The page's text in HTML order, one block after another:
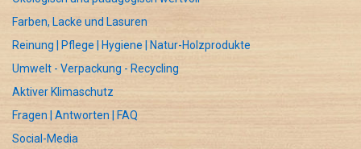
Farben, Lacke und Lasuren
Reinung | Pflege | Hygiene | Natur-Holzprodukte
Umwelt - Verpackung - Recycling
Aktiver Klimaschutz
Fragen | Antworten | FAQ
Social-Media